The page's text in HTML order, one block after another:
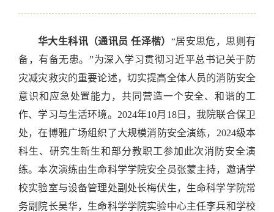
华大生科讯 （通讯员 任泽楷） “居安思危，思则有
备，有备无患。”为深入学习贯彻习近平总书记关于防
灾减灾救灾的重要论述，切实提高全体人员的消防安全
意识和应急处置能力，共同营造一个安全、和谐的工
作、学习与生活环境。 2024年10月 18日，我院联合保卫
处，在博雅广场组织了大规模消防安全演练， 2024级本
科生、研究生新生和部分教职工参加此次消防安全演
练。本次演练由生命科学学院安全员张蒙主持，邀请学
校实验室与设备管理处副处长梅伏生，生命科学学院常
务副院长吴华，生命科学学院实验中心主任李兵和学校